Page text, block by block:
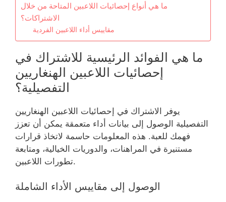
ما هي أنواع إحصائيات اللاعبين المتاحة من خلال
الاشتراكات؟
مقاييس أداء اللاعبين الفردية
ما هي الفوائد الرئيسية للاشتراك في
إحصائيات اللاعبين الهنغاريين
التفصيلية؟
يوفر الاشتراك في إحصائيات اللاعبين الهنغاريين
التفصيلية الوصول إلى بيانات أداء متعمقة يمكن أن تعزز
فهمك للعبة. هذه المعلومات حاسمة لاتخاذ قرارات
مستنيرة في المراهنات، والدوريات الخيالية، ومتابعة
تطورات اللاعبين.
الوصول إلى مقاييس الأداء الشاملة